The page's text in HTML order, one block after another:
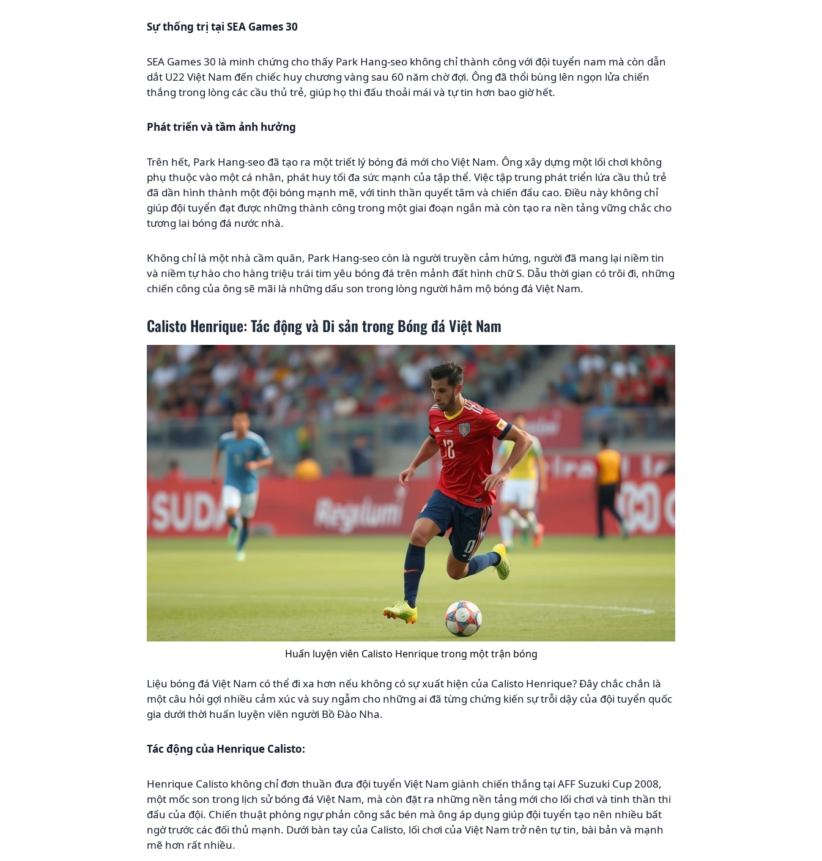
Sự thống trị tại SEA Games 30
SEA Games 30 là minh chứng cho thấy Park Hang-seo không chỉ thành công với đội tuyển nam mà còn dẫn
dắt U22 Việt Nam đến chiếc huy chương vàng sau 60 năm chờ đợi. Ông đã thổi bùng lên ngọn lửa chiến
thắng trong lòng các cầu thủ trẻ, giúp họ thi đấu thoải mái và tự tin hơn bao giờ hết.
Phát triển và tầm ảnh hưởng
Trên hết, Park Hang-seo đã tạo ra một triết lý bóng đá mới cho Việt Nam. Ông xây dựng một lối chơi không
phụ thuộc vào một cá nhân, phát huy tối đa sức mạnh của tập thể. Việc tập trung phát triển lứa cầu thủ trẻ
đã dần hình thành một đội bóng mạnh mẽ, với tinh thần quyết tâm và chiến đấu cao. Điều này không chỉ
giúp đội tuyển đạt được những thành công trong một giai đoạn ngắn mà còn tạo ra nền tảng vững chắc cho
tương lai bóng đá nước nhà.
Không chỉ là một nhà cầm quân, Park Hang-seo còn là người truyền cảm hứng, người đã mang lại niềm tin
và niềm tự hào cho hàng triệu trái tim yêu bóng đá trên mảnh đất hình chữ S. Dẫu thời gian có trôi đi, những
chiến công của ông sẽ mãi là những dấu son trong lòng người hâm mộ bóng đá Việt Nam.
Calisto Henrique: Tác động và Di sản trong Bóng đá Việt Nam
Huấn luyện viên Calisto Henrique trong một trận bóng
Liệu bóng đá Việt Nam có thể đi xa hơn nếu không có sự xuất hiện của Calisto Henrique? Đây chắc chắn là
một câu hỏi gợi nhiều cảm xúc và suy ngẫm cho những ai đã từng chứng kiến sự trỗi dậy của đội tuyển quốc
gia dưới thời huấn luyện viên người Bồ Đào Nha.
Tác động của Henrique Calisto:
Henrique Calisto không chỉ đơn thuần đưa đội tuyển Việt Nam giành chiến thắng tại AFF Suzuki Cup 2008,
một mốc son trong lịch sử bóng đá Việt Nam, mà còn đặt ra những nền tảng mới cho lối chơi và tinh thần thi
đấu của đội. Chiến thuật phòng ngự phản công sắc bén mà ông áp dụng giúp đội tuyển tạo nên nhiều bất
ngờ trước các đối thủ mạnh. Dưới bàn tay của Calisto, lối chơi của Việt Nam trở nên tự tin, bài bản và mạnh
mẽ hơn rất nhiều.